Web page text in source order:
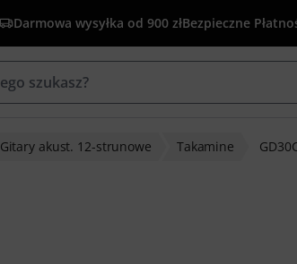
Darmowa wysyłka od 900 złBezpieczne
Gitary akust. 12-strunowe Takamine